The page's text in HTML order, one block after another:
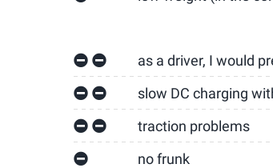
as a driver, I would
slow DC charging
traction problems
no frunk